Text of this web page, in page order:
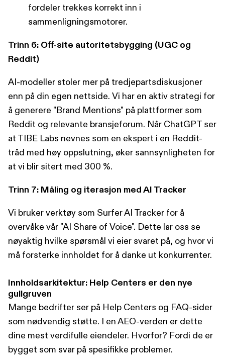
fordeler trekkes korrekt inn i
sammenligningsmotorer.
Trinn 6: Off-site autoritetsbygging (UGC og
Reddit)
AI-modeller stoler mer på tredjepartsdiskusjoner
enn på din egen nettside. Vi har en aktiv strategi for
å generere "Brand Mentions" på plattformer som
Reddit og relevante bransjeforum. Når ChatGPT ser
at TIBE Labs nevnes som en ekspert i en Reddit-
tråd med høy oppslutning, øker sannsynligheten for
at vi blir sitert med 300 %.
Trinn 7: Måling og iterasjon med AI Tracker
Vi bruker verktøy som Surfer AI Tracker for å
overvåke vår "AI Share of Voice". Dette lar oss se
nøyaktig hvilke spørsmål vi eier svaret på, og hvor vi
må forsterke innholdet for å danke ut konkurrenter.
Innholdsarkitektur: Help Centers er den nye
gullgruven
Mange bedrifter ser på Help Centers og FAQ-sider
som nødvendig støtte. I en AEO-verden er dette
dine mest verdifulle eiendeler. Hvorfor? Fordi de er
bygget som svar på spesifikke problemer.